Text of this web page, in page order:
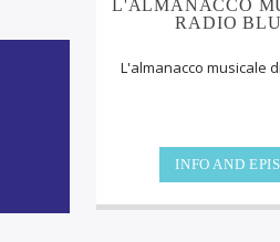
L'ALMANACCO
RADIO
L'almanacco musicale
INFO AND